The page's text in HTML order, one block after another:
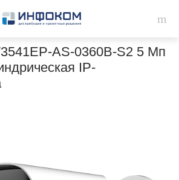
AS-0360B-S2 5 Мп
IP-